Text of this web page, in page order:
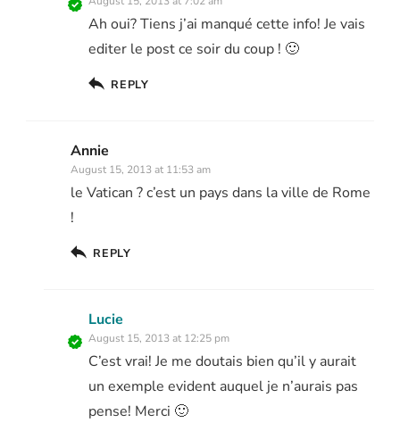
Ah oui? Tiens j’ai manqué cette info! Je vais
editer le post ce soir du coup ! 🙂
REPLY
Annie
August 15, 2013 at 11:53 am
le Vatican ? c’est un pays dans la ville de Rome
!
REPLY
Lucie
August 15, 2013 at 12:25 pm
C’est vrai! Je me doutais bien qu’il y aurait
un exemple evident auquel je n’aurais pas
pense! Merci 🙂